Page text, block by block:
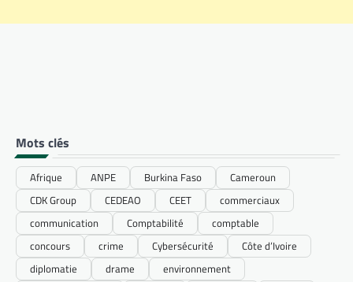
Mots clés
Afrique ANPE Burkina Faso
Cameroun
CDK Group
CEDEAO CEET
commerciaux
communication
Comptabilité
comptable
concours
crime Cybersécurité
Côte d’Ivoire
diplomatie
drame
environnement